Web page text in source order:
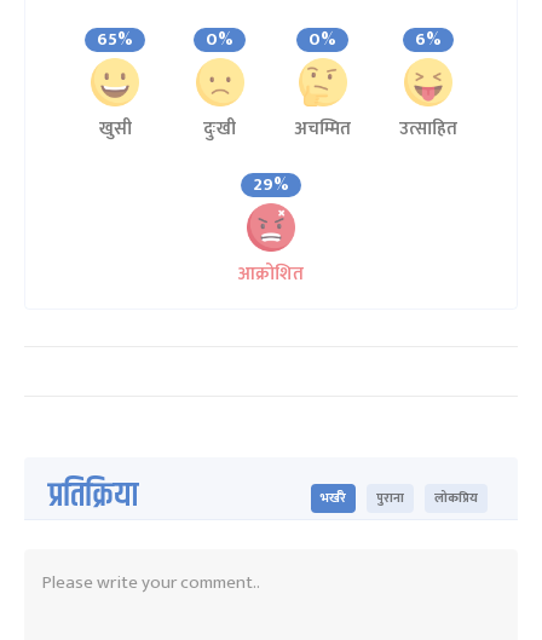
65%
खुसी
0%
दुःखी
0%
अचम्मित
6%
उत्साहित
29%
आक्रोशित
प्रतिक्रिया भर्खरै पुराना लोकप्रिय